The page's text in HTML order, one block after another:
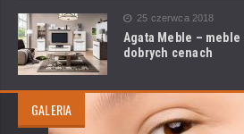
25 czerwca 2018
Agata Meble –
dobrych cenach
GALERIA